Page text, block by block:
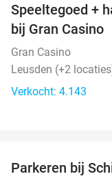
Speeltegoed +
bij Gran Casino
Gran Casino
Leusden (+2
Verkocht: 4.143
Parkeren bij